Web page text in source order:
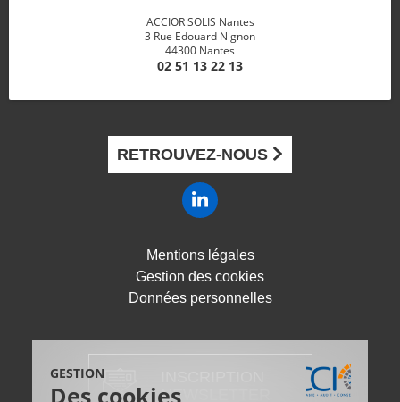
ACCIOR SOLIS Nantes
3 Rue Edouard Nignon
44300 Nantes
02 51 13 22 13
RETROUVEZ-NOUS
Mentions légales
Gestion des cookies
Données personnelles
NEWSLETTER
GESTION
Des cookies